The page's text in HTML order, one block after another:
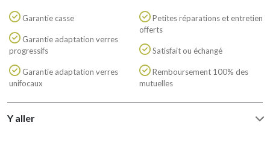
Garantie casse
Garantie adaptation verres
progressifs
Garantie adaptation verres
unifocaux
Petites réparations et entretien
offerts
Satisfait ou échangé
Remboursement 100% des
mutuelles
Y aller